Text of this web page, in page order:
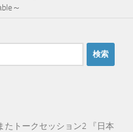
～
たトークセッション2 『日本